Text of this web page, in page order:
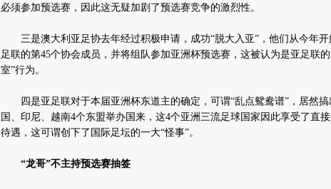
必须参加预选赛，因此这无疑加剧了预选赛竞争的激烈性。
三是澳大利亚足协去年经过积极申请，成功“脱大入亚”，他们从今年开
足联的第45个协会成员，并将组队参加亚洲杯预选赛，这被认为是亚足联
室”行为。
四是亚足联对于本届亚洲杯东道主的确定，可谓“乱点鸳鸯谱”，居然搞
国、印尼、越南4个东盟举办国来，这4个亚洲三流足球国家因此享受了直
待遇，这可谓创下了国际足坛的一大“怪事”。
“龙哥”不主持预选赛抽签